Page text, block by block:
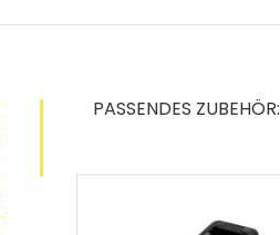
PASSENDES ZUBEHÖR: